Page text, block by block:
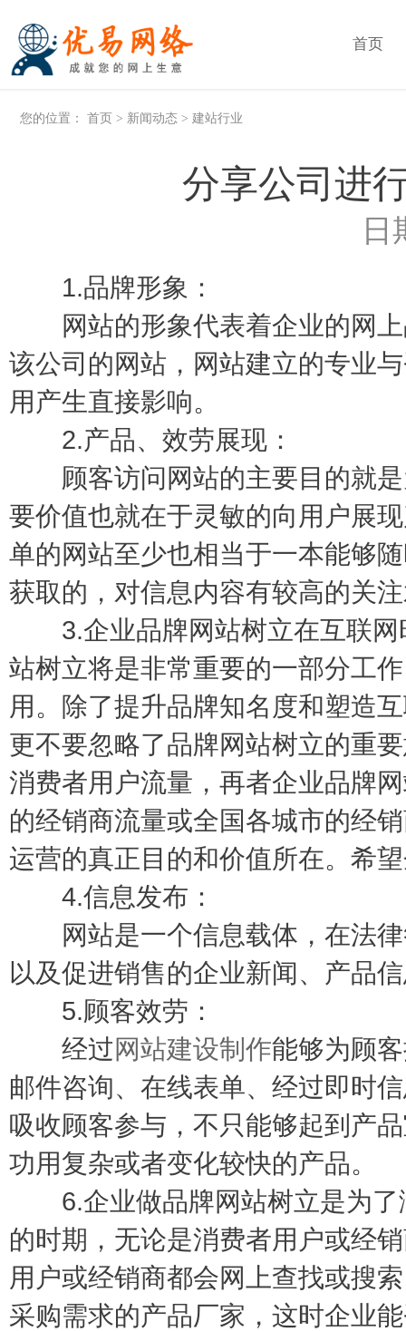
首页
您的位置： 首页 > 新闻动态 > 建站行业
分享公司进
1.品牌形象：
网站的形象代表着企业的网上
该公司的网站，网站建立的专业
用产生直接影响。
2.产品、效劳展现：
顾客访问网站的主要目的就是
要价值也就在于灵敏的向用户展
单的网站至少也相当于一本能够
获取的，对信息内容有较高的关
3.企业品牌网站树立在互联网
站树立将是非常重要的一部分工
用。除了提升品牌知名度和塑造
更不要忽略了品牌网站树立的重
消费者用户流量，再者企业品牌
的经销商流量或全国各城市的经
运营的真正目的和价值所在。希
4.信息发布：
网站是一个信息载体，在法律
以及促进销售的企业新闻、产品
5.顾客效劳：
经过网站建设制作能够为顾
邮件咨询、在线表单、经过即时
吸收顾客参与，不只能够起到产
功用复杂或者变化较快的产品。
6.企业做品牌网站树立是为了
的时期，无论是消费者用户或经
用户或经销商都会网上查找或搜
采购需求的产品厂家，这时企业